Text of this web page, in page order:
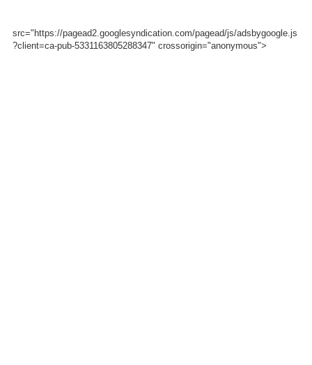
src="https://pagead2.googlesyndication.com/pagead/js/adsbygoogle.js
?client=ca-pub-5331163805288347" crossorigin="anonymous">